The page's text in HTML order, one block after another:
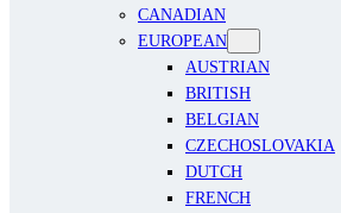
CANADIAN
EUROPEAN
AUSTRIAN
BRITISH
BELGIAN
CZECHOSLOVAKIA
DUTCH
FRENCH